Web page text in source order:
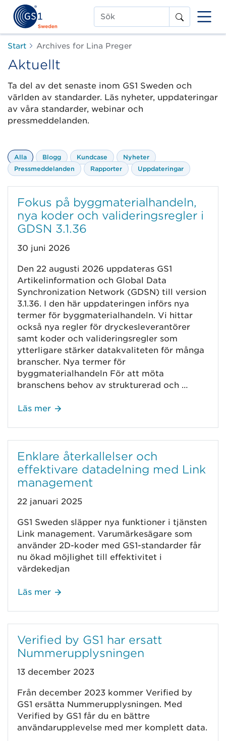
Sök
Start Archives for Lina Preger
Aktuellt
Ta del av det senaste inom GS1 Sweden och
världen av standarder. Läs nyheter, uppdateringar
av våra standarder, webinar och
pressmeddelanden.
Alla Blogg Kundcase
Nyheter
Pressmeddelanden
Rapporter Uppdateringar
Fokus på byggmaterialhandeln,
nya koder och valideringsregler i
GDSN 3.1.36
30 juni 2026
Den 22 augusti 2026 uppdateras GS1
Artikelinformation och Global Data
Synchronization Network (GDSN) till version
3.1.36. I den här uppdateringen införs nya
termer för byggmaterialhandeln. Vi hittar
också nya regler för dryckesleverantörer
samt koder och valideringsregler som
ytterligare stärker datakvaliteten för många
branscher. Nya termer för
byggmaterialhandeln För att möta
branschens behov av strukturerad och …
Läs mer
Enklare återkallelser och
effektivare datadelning med Link
management
22 januari 2025
GS1 Sweden släpper nya funktioner i tjänsten
Link management. Varumärkesägare som
använder 2D-koder med GS1-standarder får
nu ökad möjlighet till effektivitet i
värdekedjan
Läs mer
Verified by GS1 har ersatt
Nummerupplysningen
13 december 2023
Från december 2023 kommer Verified by
GS1 ersätta Nummerupplysningen. Med
Verified by GS1 får du en bättre
användarupplevelse med mer komplett data.